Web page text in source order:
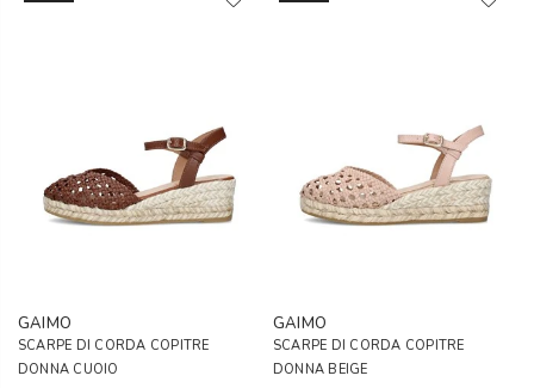
GAIMO
SCARPE DI CORDA COPITRE
DONNA CUOIO
GAIMO
SCARPE DI CORDA COPITRE
DONNA BEIGE